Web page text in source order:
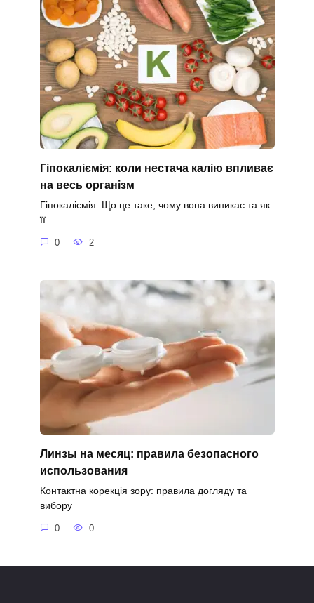
Гіпокаліємія: коли нестача калію впливає
на весь організм
Гіпокаліємія: Що це таке, чому вона виникає та як
її
0 2
Линзы на месяц: правила безопасного
использования
Контактна корекція зору: правила догляду та
вибору
0 0